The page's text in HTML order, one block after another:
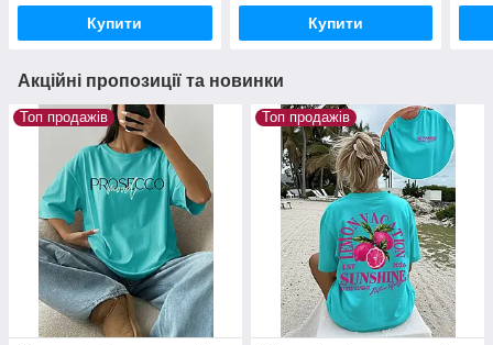
Купити Купити
Акційні пропозиції та новинки
Топ продажів Топ продажів